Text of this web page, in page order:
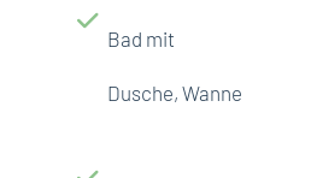
Bad mit
Dusche, Wanne